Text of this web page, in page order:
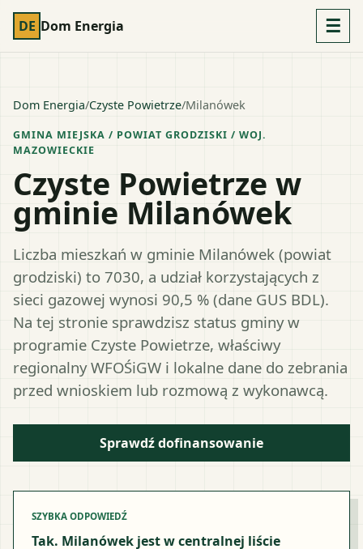
DE Dom Energia ☰
Dom Energia/Czyste Powietrze/Milanówek
GMINA MIEJSKA / POWIAT GRODZISKI / WOJ.
MAZOWIECKIE
Czyste Powietrze w
gminie Milanówek
Liczba mieszkań w gminie Milanówek (powiat
grodziski) to 7030, a udział korzystających z
sieci gazowej wynosi 90,5 % (dane GUS BDL).
Na tej stronie sprawdzisz status gminy w
programie Czyste Powietrze, właściwy
regionalny WFOŚiGW i lokalne dane do zebrania
przed wnioskiem lub rozmową z wykonawcą.
Sprawdź dofinansowanie
SZYBKA ODPOWIEDŹ
Tak. Milanówek jest w centralnej liście